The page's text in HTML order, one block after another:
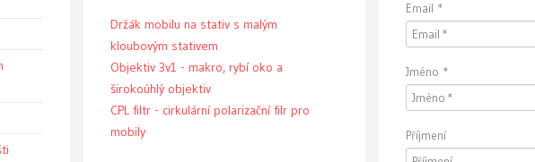
Držák mobilu na stativ s malým
kloubovým stativem
Objektiv 3v1 - makro, rybí oko a
širokoúhlý objektiv
CPL filtr - cirkulární polarizační filr pro
mobily
Email *
Jméno *
Příjmení